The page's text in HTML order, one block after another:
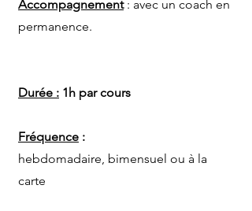
Accompagnement: avec un coach en
permanence.
Durée : 1h par cours
Fréquence :
hebdomadaire, bimensuel ou à la
carte